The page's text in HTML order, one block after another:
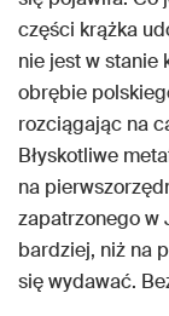
części krążka
nie jest w stanie
obrębie
rozciągając na
Błyskotliwe
na
zapatrzonego w
bardziej, niż na
się wydawać.